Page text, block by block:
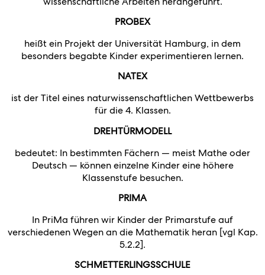
PROBEX
heißt ein Projekt der Universität Hamburg, in dem
besonders begabte Kinder experimentieren lernen.
NATEX
ist der Titel eines naturwissenschaftlichen Wettbewerbs
für die 4. Klassen.
DREHTÜRMODELL
bedeutet: In bestimmten Fächern — meist Mathe oder
Deutsch — können einzelne Kinder eine höhere
Klassenstufe besuchen.
PRIMA
In PriMa führen wir Kinder der Primarstufe auf
verschiedenen Wegen an die Mathematik heran [vgl Kap.
5.2.2].
SCHMETTERLINGSSCHULE